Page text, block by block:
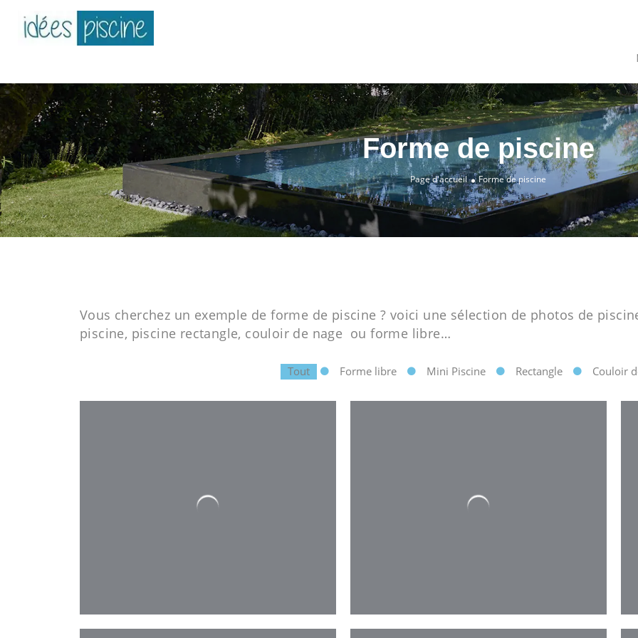
Forme de piscine
Page d'accueil Forme de piscine
Vous cherchez un exemple de forme de piscine ? voici une sélection de photos de
piscine, piscine rectangle, couloir de nage ou forme libre…
Tout Forme libre Mini Piscine Rectangle Couloir